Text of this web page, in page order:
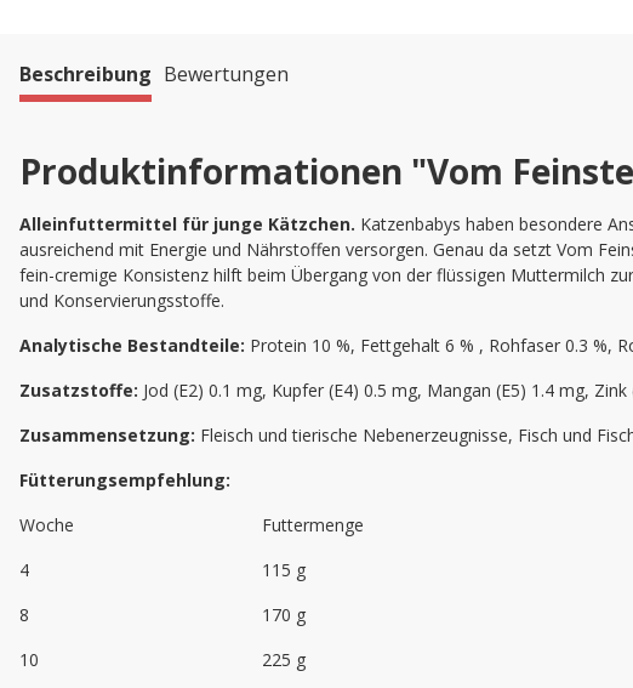
Beschreibung Bewertungen
Produktinformationen "Vom
Alleinfuttermittel für junge Kätzchen. Katzenbabys haben besondere
ausreichend mit Energie und Nährstoffen versorgen. Genau da setzt Vom
fein-cremige Konsistenz hilft beim Übergang von der flüssigen Muttermilch
und Konservierungsstoffe.
Analytische Bestandteile: Protein 10 %, Fettgehalt 6 % , Rohfaser 0.3 %,
Zusatzstoffe: Jod (E2) 0.1 mg, Kupfer (E4) 0.5 mg, Mangan (E5) 1.4 mg,
Zusammensetzung: Fleisch und tierische Nebenerzeugnisse, Fisch und
Fütterungsempfehlung:
Woche
Futtermenge
4
115 g
8
170 g
10
225 g